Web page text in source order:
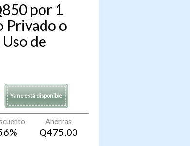
por 1
Privado o
de
Ya no está disponible
%
Ahorras
Q475.00